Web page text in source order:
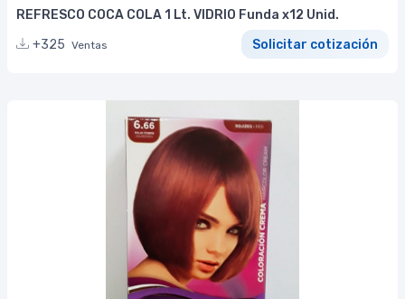
REFRESCO COCA COLA 1 Lt. VIDRIO Funda x12 Unid.
+325 Ventas Solicitar cotización